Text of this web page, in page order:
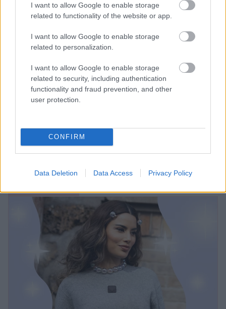
I want to allow Google to enable storage
related to functionality of the website or app.
I want to allow Google to enable storage
related to personalization.
I want to allow Google to enable storage
related to security, including authentication
functionality and fraud prevention, and other
user protection.
CONFIRM
Data Deletion Data Access Privacy Policy